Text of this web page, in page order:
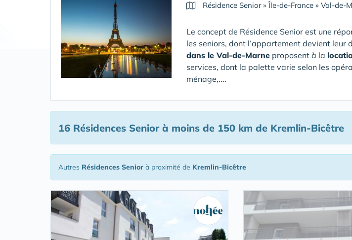
Résidence Senior»Île-de-France » Val-de-
Le concept de Résidence Senior est une
les seniors, dont l’appartement devient leur
dans le Val-de-Marne proposent à la
services, dont la palette varie selon les
ménage,....
16 Résidences Seniorà moins de 150 km de Kremlin-Bicêtre
Autres Résidences Senior à proximité de Kremlin-Bicêtre